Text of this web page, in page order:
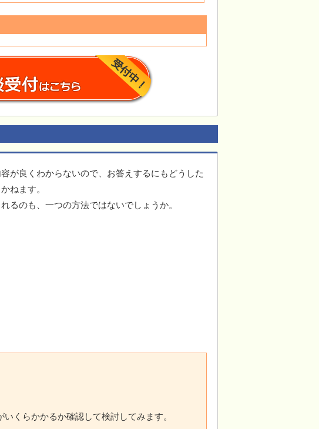
が良くわからないので、お答えするにもどうした
ねます。
るのも、一つの方法ではないでしょうか。
くらかかるか確認して検討してみます。